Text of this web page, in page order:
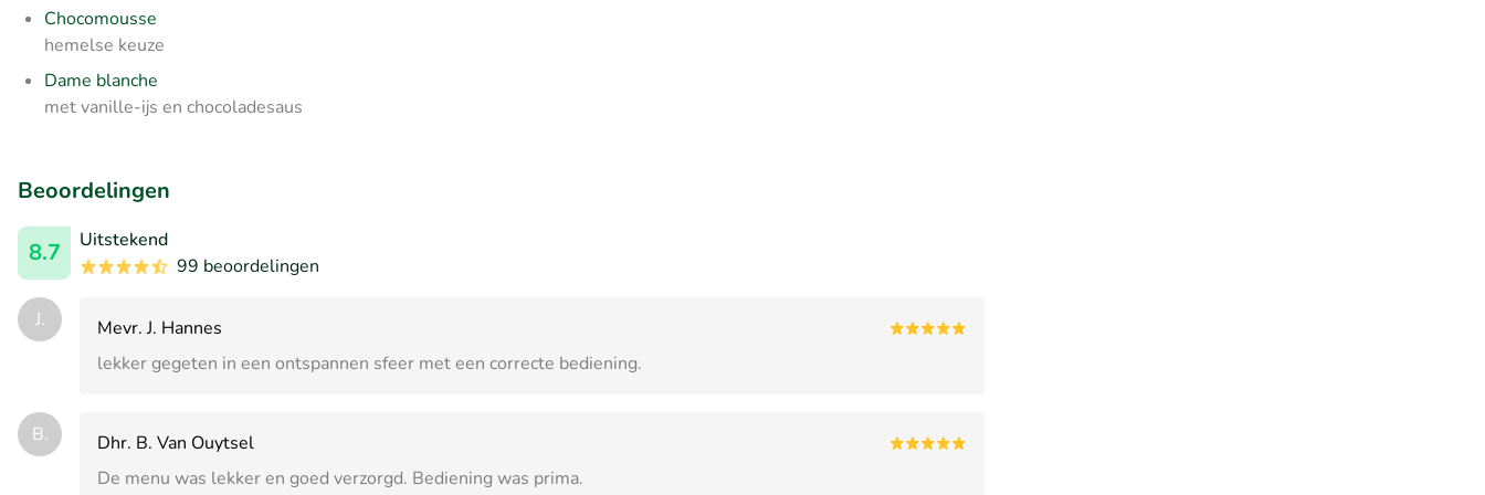
Chocomousse
hemelse keuze
Dame blanche
met vanille-ijs en chocoladesaus
Beoordelingen
8.7
Uitstekend
99 beoordelingen
J.
Mevr. J. Hannes
lekker gegeten in een ontspannen sfeer met een correcte bediening.
B.
Dhr. B. Van Ouytsel
De menu was lekker en goed verzorgd. Bediening was prima.